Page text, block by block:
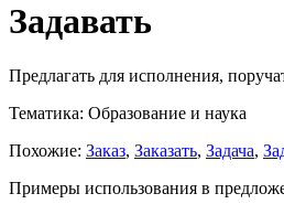
Задавать
Предлагать для исполнения,
Тематика: Образование и наука
Похожие: Заказ, Заказать, Задача,
Примеры использования в